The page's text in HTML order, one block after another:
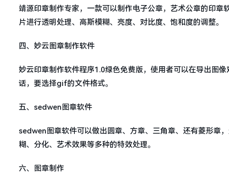
靖源印章制作专家，一款可以制作电子公章，艺术公章的印
片进行透明处理、高斯模糊、亮度、对比度、饱和度的调整。
四、妙云图章制作软件
妙云印章制作软件程序1.0绿色免费版，使用者可以在导出图
话，要选择gif的文件格式。
五、sedwen图章软件
sedwen图章软件可以做出圆章、方章、三角章、还有菱形章
糊、分化、艺术效果等多种的特效处理。
六、图章制作